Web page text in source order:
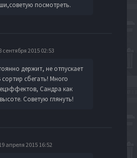
посмотреть.
сентября 2015 02:53
держит, не отпускает
сбегать! Много
Сандра как
Советую глянуть!
апреля 2015 16:52